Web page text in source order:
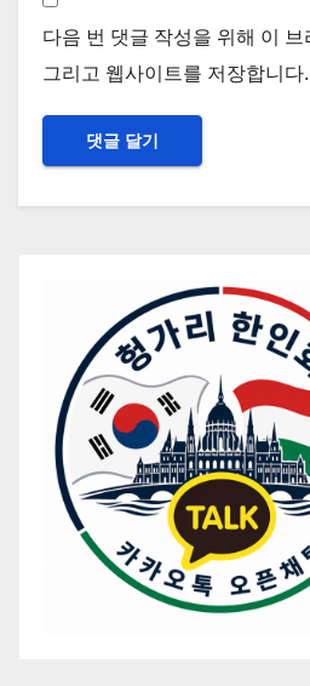
다음 번 댓글 작성을 위해 이
그리고 웹사이트를 저장합니다.